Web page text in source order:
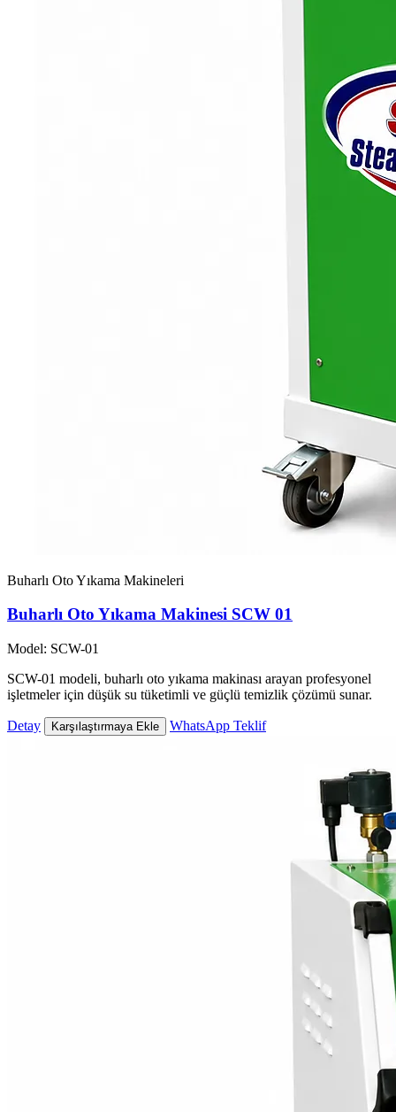
Buharlı Oto Yıkama Makineleri
Buharlı Oto Yıkama Makinesi SCW 01
Model: SCW-01
SCW-01 modeli, buharlı oto yıkama makinası arayan profesyonel
işletmeler için düşük su tüketimli ve güçlü temizlik çözümü sunar.
Detay Karşılaştırmaya Ekle WhatsApp Teklif